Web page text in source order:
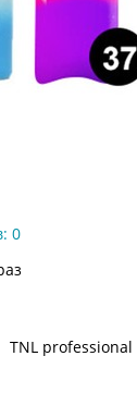
0
TNL professional